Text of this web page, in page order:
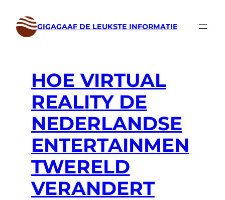
naar
GIGAGAAF DE LEUKSTE INFORMATIE
HOE VIRTUAL
REALITY DE
NEDERLANDSE
ENTERTAINMEN
TWERELD
VERANDERT